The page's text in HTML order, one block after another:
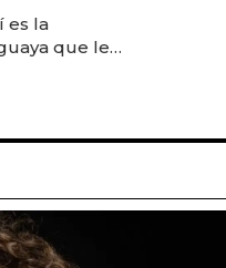
apertura
es la
que le